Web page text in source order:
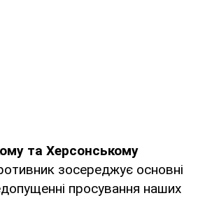
та Херсонському
зосереджує основні
просування наших